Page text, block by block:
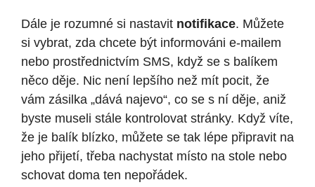
Dále je rozumné si nastavit notifikace. Můžete
si vybrat, zda chcete být informováni e-mailem
nebo prostřednictvím SMS, když se s balíkem
něco děje. Nic není lepšího než mít pocit, že
vám zásilka „dává najevo“, co se s ní děje, aniž
byste museli stále kontrolovat stránky. Když víte,
že je balík blízko, můžete se tak lépe připravit na
jeho přijetí, třeba nachystat místo na stole nebo
schovat doma ten nepořádek.